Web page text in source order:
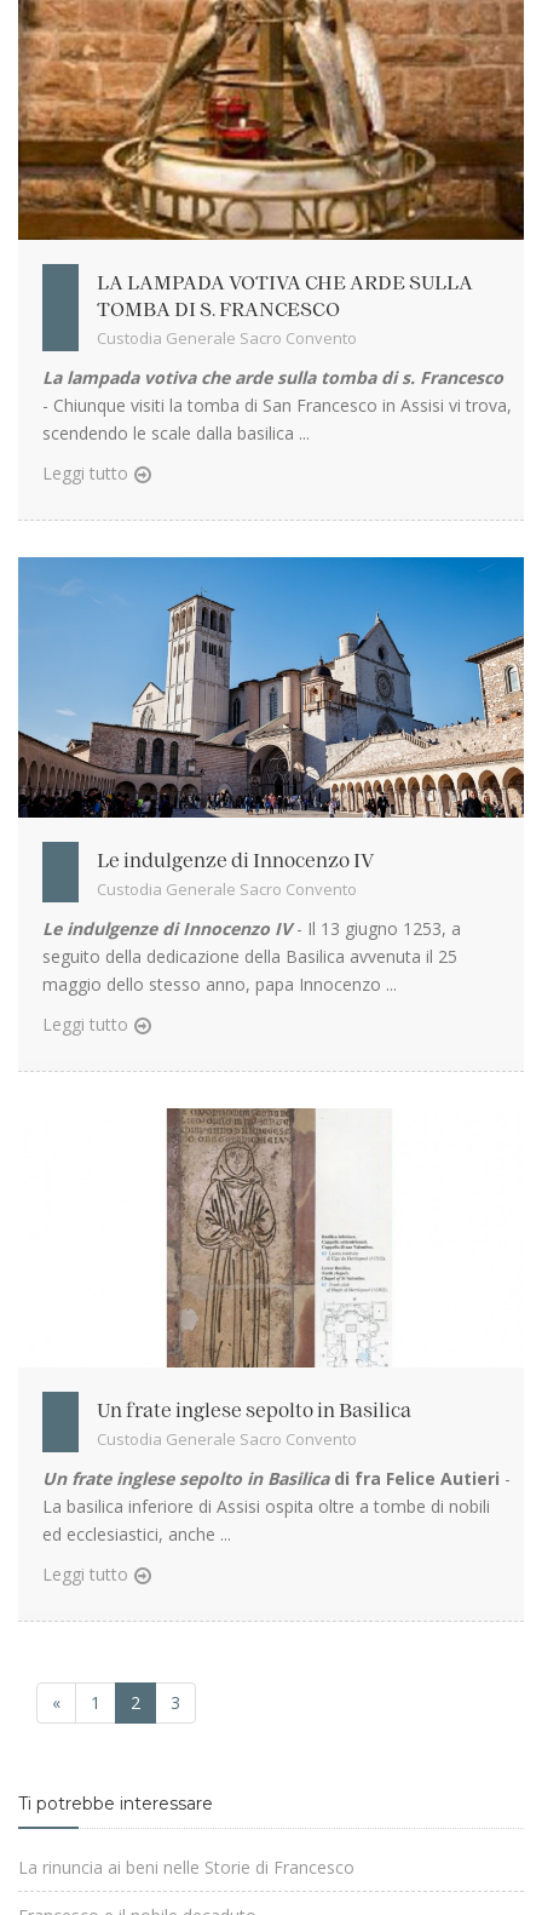
LA LAMPADA VOTIVA CHE ARDE SULLA
TOMBA DI S. FRANCESCO
Custodia Generale Sacro Convento
La lampada votiva che arde sulla tomba di s. Francesco
- Chiunque visiti la tomba di San Francesco in Assisi vi trova,
scendendo le scale dalla basilica ...
Leggi tutto
Le indulgenze di Innocenzo IV
Custodia Generale Sacro Convento
Le indulgenze di Innocenzo IV- Il 13 giugno 1253, a
seguito della dedicazione della Basilica avvenuta il 25
maggio dello stesso anno, papa Innocenzo ...
Leggi tutto
Un frate inglese sepolto in Basilica
Custodia Generale Sacro Convento
Un frate inglese sepolto in Basilicadi fra Felice Autieri -
La basilica inferiore di Assisi ospita oltre a tombe di nobili
ed ecclesiastici, anche ...
Leggi tutto
« 1 2 3
Ti potrebbe interessare
La rinuncia ai beni nelle Storie di Francesco